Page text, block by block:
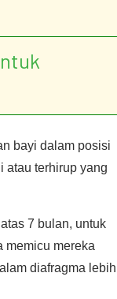
bayi dalam posisi
atau terhirup yang
7 bulan, untuk
memicu mereka
diafragma lebih